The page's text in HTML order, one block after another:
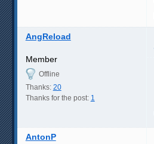
AngReload
Member
Offline
Thanks: 20
Thanks for the post: 1
AntonP